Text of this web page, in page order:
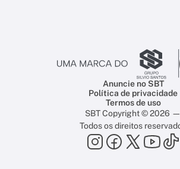
Anuncie no SBT
Política de privacidade
Termos de uso
SBT Copyright © 2026 —
Todos os direitos